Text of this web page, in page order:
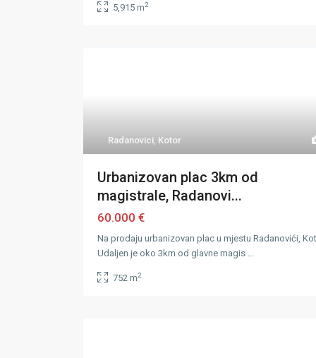
5,915 m2
Radanovici, Kotor
Urbanizovan plac 3km od
magistrale, Radanovi...
60.000 €
Na prodaju urbanizovan plac u mjestu Radanovići,
Udaljen je oko 3km od glavne magis ...
752 m2